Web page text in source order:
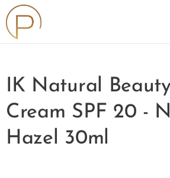
IK Natural
Cream SPF 20 -
Hazel 30ml